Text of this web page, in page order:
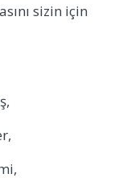
sizin için